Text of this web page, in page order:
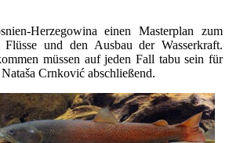
Herzegowina einen Masterplan zum
Flüsse und den Ausbau der Wasserkraft.
müssen auf jeden Fall tabu sein für
Crnković abschließend.